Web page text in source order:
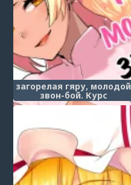
загорелая гяру, молодой
звон-бой. Курс
анального секса в
Reverse Anal Course)